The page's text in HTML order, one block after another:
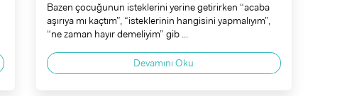
Bazen çocuğunun isteklerini yerine getirirken “acaba
aşırıya mı kaçtım”, “isteklerinin hangisini yapmalıyım”,
“ne zaman hayır demeliyim” gib ...
Devamını Oku